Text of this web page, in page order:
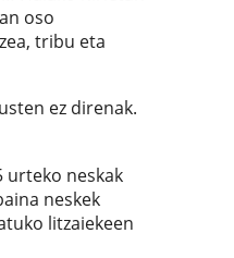
oso
tribu eta
ez direnak.
urteko neskak
neskek
litzaiekeen